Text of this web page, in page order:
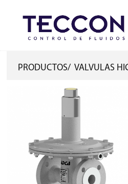
principal
ENLACES
NAVEGACIÓN
PRODUCTOS VALVULAS